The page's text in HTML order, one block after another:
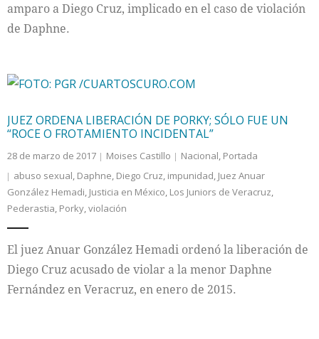
amparo a Diego Cruz, implicado en el caso de violación
de Daphne.
JUEZ ORDENA LIBERACIÓN DE PORKY; SÓLO FUE UN
“ROCE O FROTAMIENTO INCIDENTAL”
28 de marzo de 2017 Moises Castillo Nacional, Portada
abuso sexual, Daphne, Diego Cruz, impunidad, Juez Anuar
González Hemadi, Justicia en México, Los Juniors de Veracruz,
Pederastia, Porky,violación
El juez Anuar González Hemadi ordenó la liberación de
Diego Cruz acusado de violar a la menor Daphne
Fernández en Veracruz, en enero de 2015.